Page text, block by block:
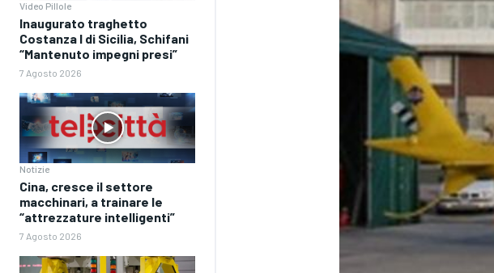
Video Pillole
Inaugurato traghetto
Costanza I di Sicilia, Schifani
“Mantenuto impegni presi”
7 Agosto 2026
Notizie
Cina, cresce il settore
macchinari, a trainare le
“attrezzature intelligenti”
7 Agosto 2026